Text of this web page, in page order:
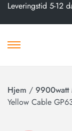
Leveringstid 5-12
Hjem / 9900watt
Yellow Cable